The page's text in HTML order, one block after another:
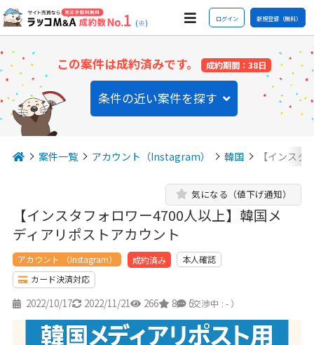
(※) ログイン 新規登録（無料）
この案件は成約済みです。 成約期間：38日
条件の近い案件を探す
案件一覧 アカウント（Instagram） 韓国 【インス
【インスタフォロワー4700人以上】韓国メ
ディアリポストアカウント
気になる（値下げ通知）
アカウント （Instagram） 成約済み
本人確認
カード決済対応
2022/10/17 2022/11/21 266 8 5
（交渉中 : - ）